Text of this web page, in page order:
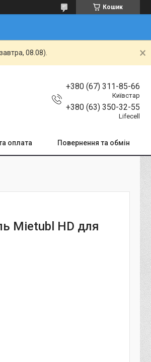
Кошик
08.08).
+380 (67) 311-85-66
Київстар
+380 (63) 350-32-55
Lifecell
оплата Повернення та обмін
Mietubl HD для